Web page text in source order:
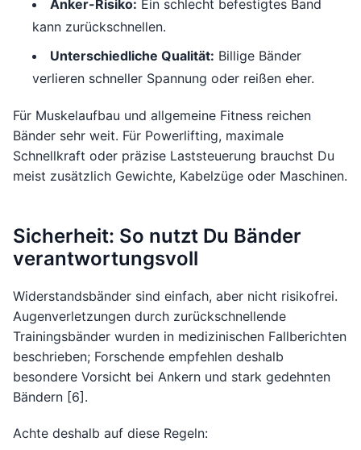
Anker-Risiko: Ein schlecht befestigtes Band
kann zurückschnellen.
Unterschiedliche Qualität: Billige Bänder
verlieren schneller Spannung oder reißen eher.
Für Muskelaufbau und allgemeine Fitness reichen
Bänder sehr weit. Für Powerlifting, maximale
Schnellkraft oder präzise Laststeuerung brauchst Du
meist zusätzlich Gewichte, Kabelzüge oder Maschinen.
Sicherheit: So nutzt Du Bänder
verantwortungsvoll
Widerstandsbänder sind einfach, aber nicht risikofrei.
Augenverletzungen durch zurückschnellende
Trainingsbänder wurden in medizinischen Fallberichten
beschrieben; Forschende empfehlen deshalb
besondere Vorsicht bei Ankern und stark gedehnten
Bändern [6].
Achte deshalb auf diese Regeln: